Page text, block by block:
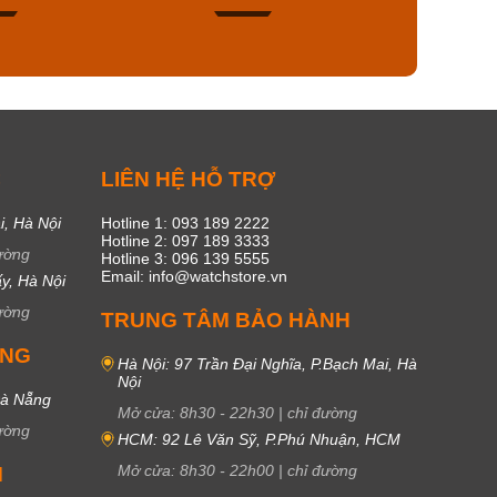
Hà Nội
Hà Nội
Nẵng
LIÊN HỆ HỖ TRỢ
Hotline 1: 093 189 2222
Hotline 2: 097 189 3333
Hotline 3: 096 139 5555
Email: info@watchstore.vn
TRUNG TÂM BẢO HÀNH
Hà Nội: 97 Trần Đại Nghĩa, P.Bạch Mai, Hà
Nội
Mở cửa: 8h30 - 22h30 | chỉ đường
HCM: 92 Lê Văn Sỹ, P.Phú Nhuận, HCM
Mở cửa: 8h30 - 22h00 | chỉ đường